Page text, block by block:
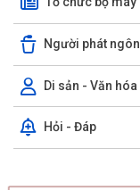
Người phát ngôn
Di sản - Văn hóa
Hỏi - Đáp